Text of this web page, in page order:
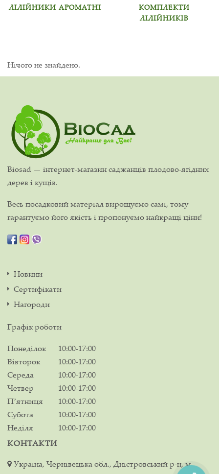
ЛІЛІЙНИКИ АРОМАТНІ
КОМПЛЕКТИ
ЛІЛІЙНИКІВ
Нічого не знайдено.
Biosad — інтернет-магазин саджанців плодово-ягідних
дерев і кущів.
Весь посадковий матеріал вирощуємо самі, тому
гарантуємо його якість і пропонуємо найкращі ціни!
Новини
Сертифікати
Нагороди
Графік роботи
Понеділок
10:00-17:00
Вівторок
10:00-17:00
Середа
10:00-17:00
Четвер
10:00-17:00
Пʼятниця
10:00-17:00
Субота
10:00-17:00
Неділя
10:00-17:00
КОНТАКТИ
Україна, Чернівецька обл., Дністровський р-н, м.